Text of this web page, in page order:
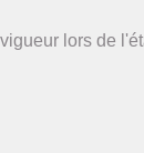
lors de